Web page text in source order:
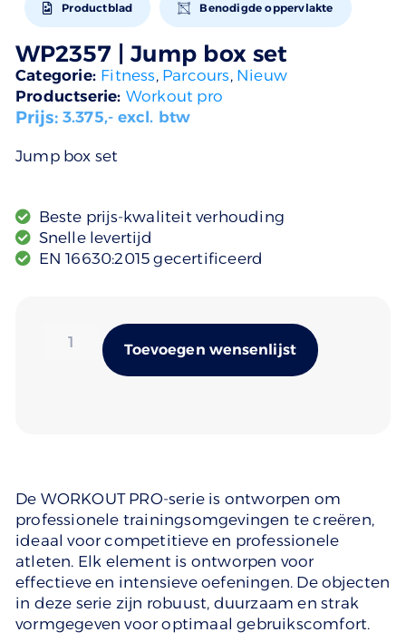
Productblad Benodigde oppervlakte
WP2357 | Jump box set
Categorie: Fitness, Parcours, Nieuw
Productserie: Workout pro
Prijs:3.375,- excl. btw
Jump box set
Beste prijs-kwaliteit verhouding
Snelle levertijd
EN 16630:2015 gecertificeerd
Toevoegen wensenlijst
De WORKOUT PRO-serie is ontworpen om
professionele trainingsomgevingen te creëren,
ideaal voor competitieve en professionele
atleten. Elk element is ontworpen voor
effectieve en intensieve oefeningen. De objecten
in deze serie zijn robuust, duurzaam en strak
vormgegeven voor optimaal gebruikscomfort.